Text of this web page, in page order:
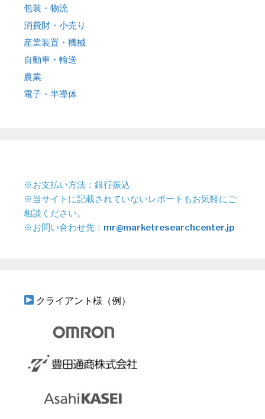
包装・物流
消費財・小売り
産業装置・機械
自動車・輸送
農業
電子・半導体
※お支払い方法：銀行振込
※当サイトに記載されていないレポートもお気軽にご
相談ください。
※お問い合わせ先： mr@marketresearchcenter.jp
クライアント様（例）